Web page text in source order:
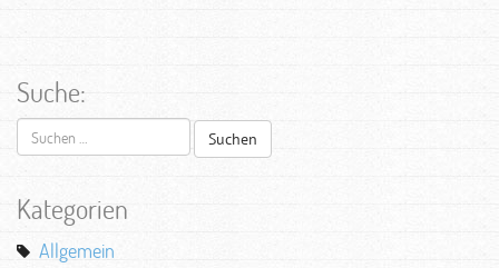
Suche:
Suchen
nach:
Kategorien
Allgemein